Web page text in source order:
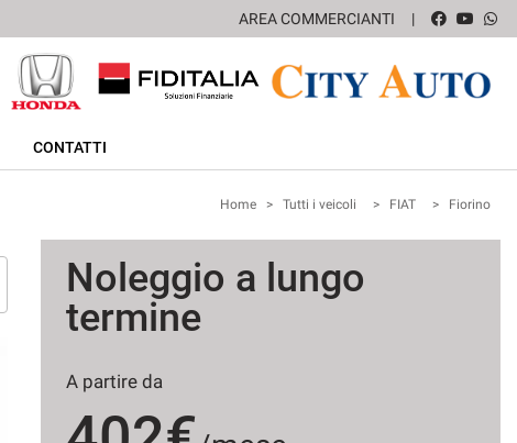
AREA COMMERCIANTI
CONTATTI
Home > Tutti i veicoli > FIAT > Fiorino
Noleggio a lungo
termine
A partire da